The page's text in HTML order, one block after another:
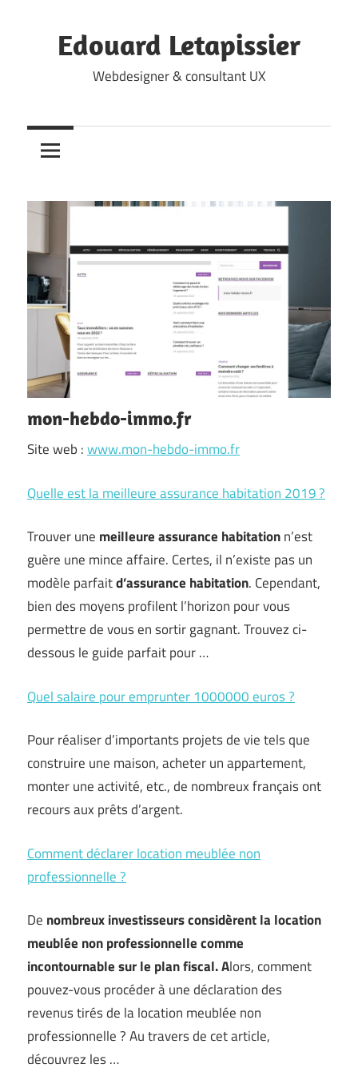
contentEdouard Letapissier
Webdesigner & consultant UX
mon-hebdo-immo.fr
Site web :www.mon-hebdo-immo.fr
Quelle est la meilleure assurance habitation 2019 ?
Trouver une meilleure assurance habitationn’est
guère une mince affaire. Certes, il n’existe pas un
modèle parfaitd’assurance habitation. Cependant,
bien des moyens profilent l’horizon pour vous
permettre de vous en sortir gagnant. Trouvez ci-
dessous le guide parfait pour …
Quel salaire pour emprunter 1000000 euros ?
Pour réaliser d’importants projets de vie tels que
construire une maison, acheter un appartement,
monter une activité, etc., de nombreux français ont
recours aux prêts d’argent.
Comment déclarer location meublée non
professionnelle ?
De nombreux investisseurs considèrent la location
meublée non professionnelle comme
incontournable sur le plan fiscal. Alors, comment
pouvez-vous procéder à une déclaration des
revenus tirés de la location meublée non
professionnelle ? Au travers de cet article,
découvrez les …